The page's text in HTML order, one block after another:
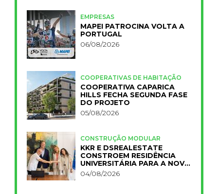
EMPRESAS
MAPEI PATROCINA VOLTA A
PORTUGAL
06/08/2026
COOPERATIVAS DE HABITAÇÃO
COOPERATIVA CAPARICA
HILLS FECHA SEGUNDA FASE
DO PROJETO
05/08/2026
CONSTRUÇÃO MODULAR
KKR E DSREALESTATE
CONSTROEM RESIDÊNCIA
UNIVERSITÁRIA PARA A NOVA
FCT
04/08/2026